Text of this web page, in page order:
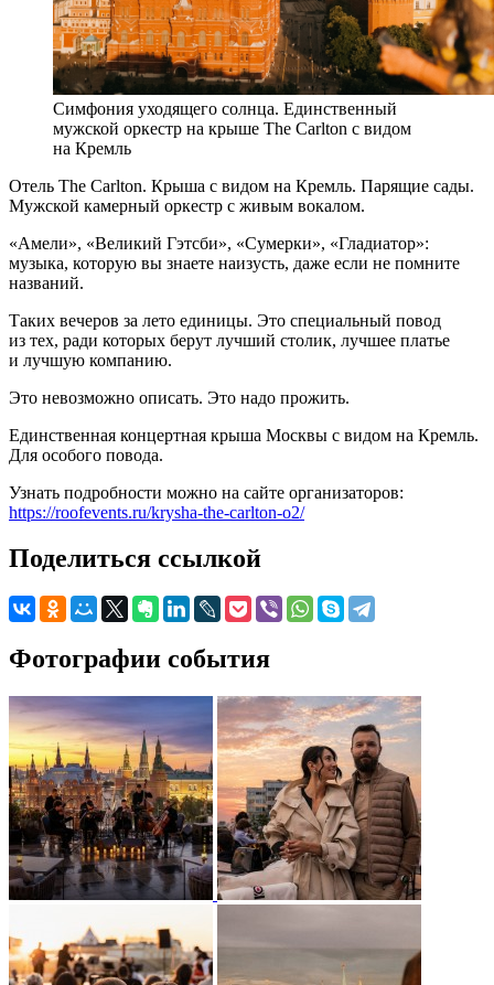
Симфония уходящего солнца. Единственный
мужской оркестр на крыше The Carlton с видом
на Кремль
Отель The Carlton. Крыша с видом на Кремль. Парящие сады.
Мужской камерный оркестр с живым вокалом.
«Амели», «Великий Гэтсби», «Сумерки», «Гладиатор»:
музыка, которую вы знаете наизусть, даже если не помните
названий.
Таких вечеров за лето единицы. Это специальный повод
из тех, ради которых берут лучший столик, лучшее платье
и лучшую компанию.
Это невозможно описать. Это надо прожить.
Единственная концертная крыша Москвы с видом на Кремль.
Для особого повода.
Узнать подробности можно на сайте организаторов:
https://roofevents.ru/krysha-the-carlton-o2/
Поделиться ссылкой
Фотографии события